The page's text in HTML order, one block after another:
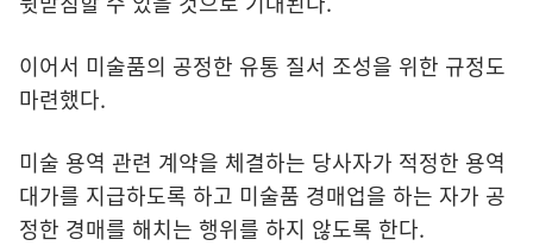
이어서 미술품의 공정한 유통 질서 조성을 위한 규정도
마련했다.
미술 용역 관련 계약을 체결하는 당사자가 적정한 용역
대가를 지급하도록 하고 미술품 경매업을 하는 자가 공
정한 경매를 해치는 행위를 하지 않도록 한다.